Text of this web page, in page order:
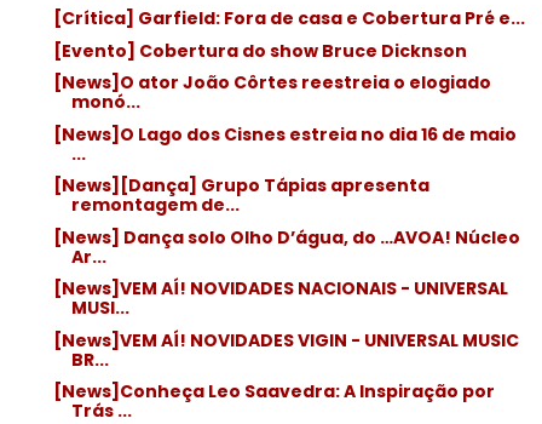
[Crítica] Garfield: Fora de casa e Cobertura Pré e...
[Evento] Cobertura do show Bruce Dicknson
[News]O ator João Côrtes reestreia o elogiado
monó...
[News]O Lago dos Cisnes estreia no dia 16 de maio
...
[News][Dança] Grupo Tápias apresenta
remontagem de...
[News] Dança solo Olho D’água, do …AVOA! Núcleo
Ar...
[News]VEM AÍ! NOVIDADES NACIONAIS - UNIVERSAL
MUSI...
[News]VEM AÍ! NOVIDADES VIGIN - UNIVERSAL MUSIC
BR...
[News]Conheça Leo Saavedra: A Inspiração por
Trás ...